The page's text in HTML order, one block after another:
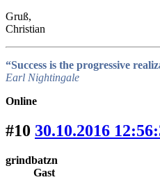
Gruß,
Christian
“Success is the progressive
Earl Nightingale
Online
#10 30.10.2016
grindbatzn
Gast